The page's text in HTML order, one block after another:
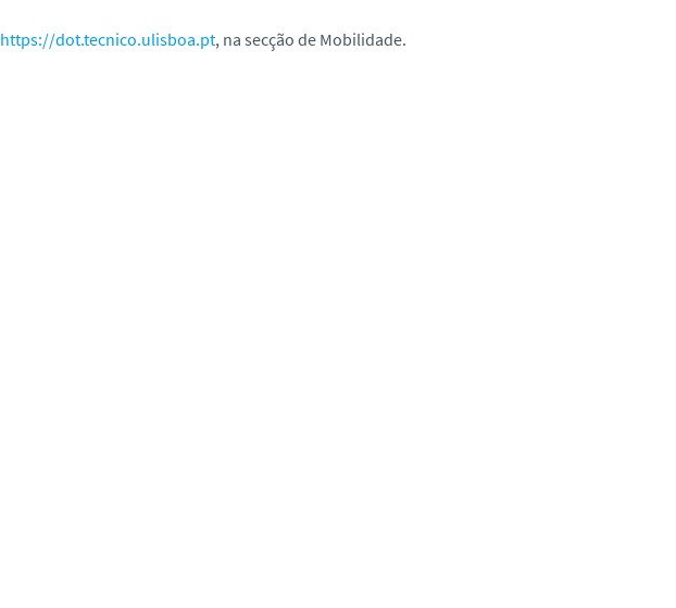
https://dot.tecnico.ulisboa.pt, na secção de Mobilidade.